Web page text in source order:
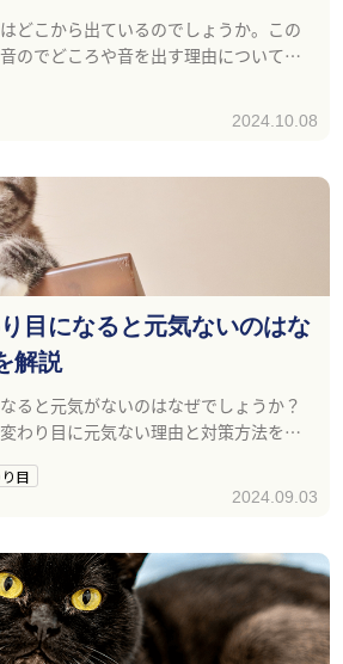
どこから出ているのでしょうか。この
のでどころや音を出す理由について解
2024.10.08
目になると元気ないのはな
解説
ると元気がないのはなぜでしょうか？
わり目に元気ない理由と対策方法を解
目
2024.09.03